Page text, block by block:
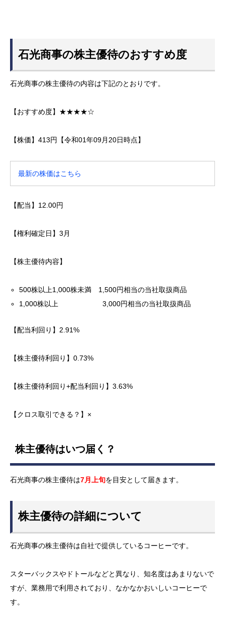
石光商事の株主優待のおすすめ度
石光商事の株主優待の内容は下記のとおりです。
【おすすめ度】★★★★☆
【株価】413円【令和01年09月20日時点】
最新の株価はこちら
【配当】12.00円
【権利確定日】3月
【株主優待内容】
500株以上1,000株未満 1,500円相当の当社取扱商品
1,000株以上 3,000円相当の当社取扱商品
【配当利回り】2.91%
【株主優待利回り】0.73%
【株主優待利回り+配当利回り】3.63%
【クロス取引できる？】×
株主優待はいつ届く？
石光商事の株主優待は7月上旬を目安として届きます。
株主優待の詳細について
石光商事の株主優待は自社で提供しているコーヒーです。
スターバックスやドトールなどと異なり、知名度はあまりないで
すが、業務用で利用されており、なかなかおいしいコーヒーで
す。